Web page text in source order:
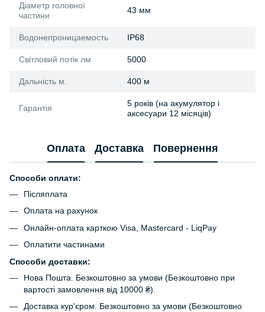
Діаметр головної
частини
43 мм
Водонепроницаемость IP68
Світловий потік лм 5000
Дальність м. 400 м
Гарантія
5 років (на акумулятор і
аксесуари 12 місяців)
Оплата Доставка Повернення
Способи оплати:
Післяплата
Оплата на рахунок
Онлайн-оплата карткою Visa, Mastercard - LiqPay
Оплатити частинами
Способи доставки:
Нова Пошта. Безкоштовно за умови (Безкоштовно при
вартості замовлення від 10000 ₴).
Доставка кур'єром. Безкоштовно за умови (Безкоштовно